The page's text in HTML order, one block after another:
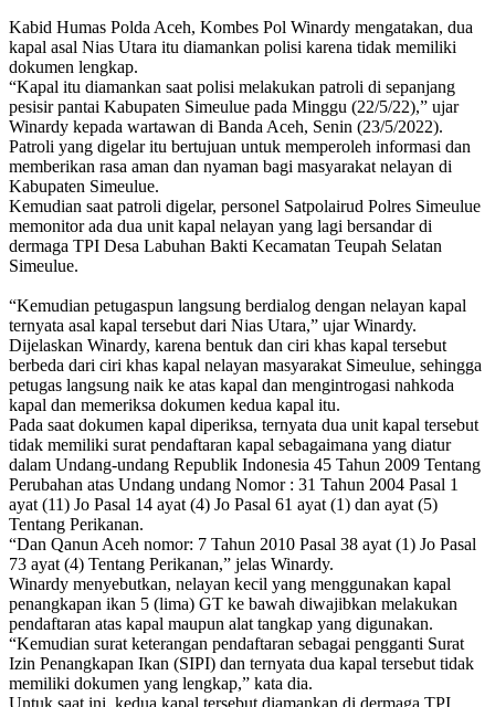
Kabid Humas Polda Aceh, Kombes Pol Winardy mengatakan, dua
kapal asal Nias Utara itu diamankan polisi karena tidak memiliki
dokumen lengkap.
“Kapal itu diamankan saat polisi melakukan patroli di sepanjang
pesisir pantai Kabupaten Simeulue pada Minggu (22/5/22),” ujar
Winardy kepada wartawan di Banda Aceh, Senin (23/5/2022).
Patroli yang digelar itu bertujuan untuk memperoleh informasi dan
memberikan rasa aman dan nyaman bagi masyarakat nelayan di
Kabupaten Simeulue.
Kemudian saat patroli digelar, personel Satpolairud Polres Simeulue
memonitor ada dua unit kapal nelayan yang lagi bersandar di
dermaga TPI Desa Labuhan Bakti Kecamatan Teupah Selatan
Simeulue.
“Kemudian petugaspun langsung berdialog dengan nelayan kapal
ternyata asal kapal tersebut dari Nias Utara,” ujar Winardy.
Dijelaskan Winardy, karena bentuk dan ciri khas kapal tersebut
berbeda dari ciri khas kapal nelayan masyarakat Simeulue, sehingga
petugas langsung naik ke atas kapal dan mengintrogasi nahkoda
kapal dan memeriksa dokumen kedua kapal itu.
Pada saat dokumen kapal diperiksa, ternyata dua unit kapal tersebut
tidak memiliki surat pendaftaran kapal sebagaimana yang diatur
dalam Undang-undang Republik Indonesia 45 Tahun 2009 Tentang
Perubahan atas Undang undang Nomor : 31 Tahun 2004 Pasal 1
ayat (11) Jo Pasal 14 ayat (4) Jo Pasal 61 ayat (1) dan ayat (5)
Tentang Perikanan.
“Dan Qanun Aceh nomor: 7 Tahun 2010 Pasal 38 ayat (1) Jo Pasal
73 ayat (4) Tentang Perikanan,” jelas Winardy.
Winardy menyebutkan, nelayan kecil yang menggunakan kapal
penangkapan ikan 5 (lima) GT ke bawah diwajibkan melakukan
pendaftaran atas kapal maupun alat tangkap yang digunakan.
“Kemudian surat keterangan pendaftaran sebagai pengganti Surat
Izin Penangkapan Ikan (SIPI) dan ternyata dua kapal tersebut tidak
memiliki dokumen yang lengkap,” kata dia.
Untuk saat ini, kedua kapal tersebut diamankan di dermaga TPI